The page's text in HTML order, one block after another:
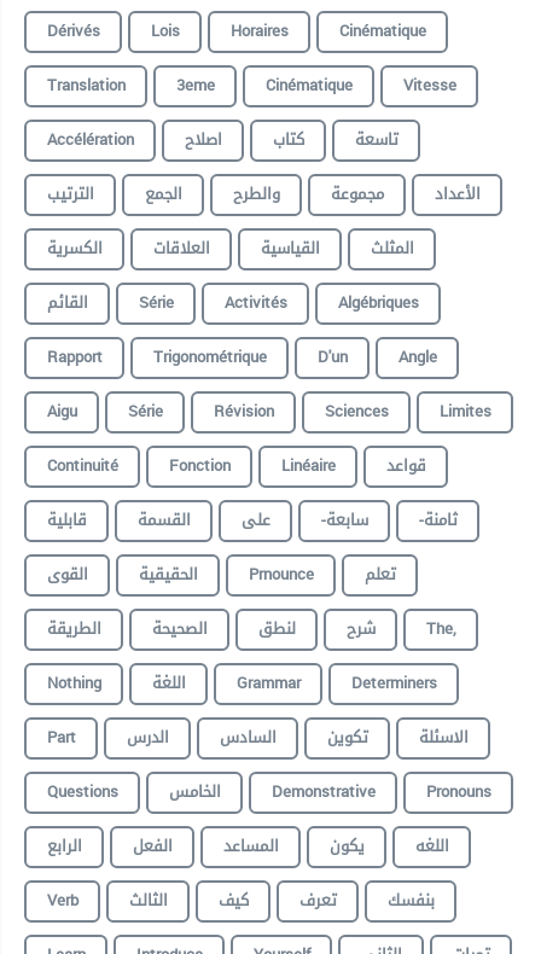
Dérivés Lois Horaires
Cinématique
Translation
3eme Cinématique
Vitesse
Accélération
اصلاح كتاب
تاسعة
الترتيب
الجمع والطرح مجموعة
الأعداد
الكسرية
العلاقات القياسية
المثلث
القائم
Série Activités
Algébriques
Rapport
Trigonométrique D'un
Angle
Aigu
Série Révision Sciences
Limites
Continuité
Fonction Linéaire
قواعد
قابلية
القسمة على -سابعة
-ثامنة
القوى
الحقيقية Prnounce
تعلم
الطريقة
الصحيحة لنطق شرح
The,
Nothing
اللغة Grammar
Determiners
Part
الدرس السادس تكوين
الاسئلة
Questions
الخامس Demonstrative
Pronouns
الرابع
الفعل المساعد يكون
اللغه
Verb
الثالث كيف تعرف
بنفسك